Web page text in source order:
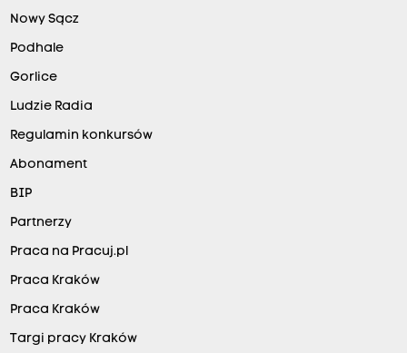
Nowy Sącz
Podhale
Gorlice
Ludzie Radia
Regulamin konkursów
Abonament
BIP
Partnerzy
Praca na Pracuj.pl
Praca Kraków
Praca Kraków
Targi pracy Kraków